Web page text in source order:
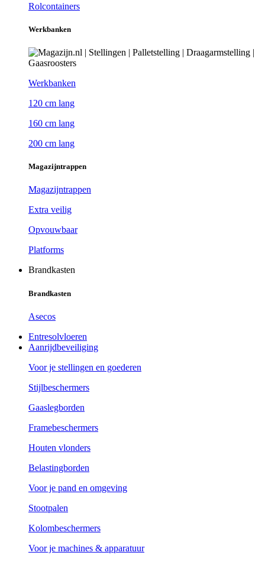
Rolcontainers
Werkbanken
Werkbanken
120 cm lang
160 cm lang
200 cm lang
Magazijntrappen
Magazijntrappen
Extra veilig
Opvouwbaar
Platforms
Brandkasten
Brandkasten
Asecos
Entresolvloeren
Aanrijdbeveiliging
Voor je stellingen en goederen
Stijlbeschermers
Gaaslegborden
Framebeschermers
Houten vlonders
Belastingborden
Voor je pand en omgeving
Stootpalen
Kolombeschermers
Voor je machines & apparatuur